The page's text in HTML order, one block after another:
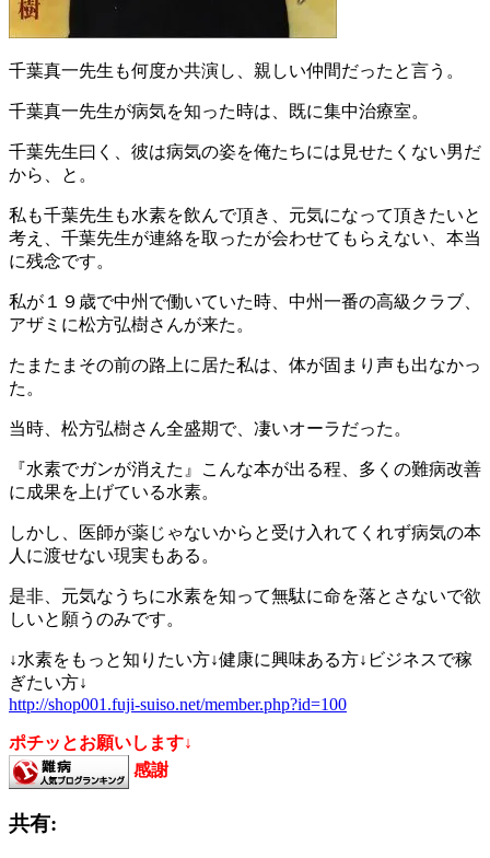
千葉真一先生も何度か共演し、親しい仲間だったと言う。
千葉真一先生が病気を知った時は、既に集中治療室。
千葉先生曰く、彼は病気の姿を俺たちには見せたくない男だ
から、と。
私も千葉先生も水素を飲んで頂き、元気になって頂きたいと
考え、千葉先生が連絡を取ったが会わせてもらえない、本当
に残念です。
私が１９歳で中州で働いていた時、中州一番の高級クラブ、
アザミに松方弘樹さんが来た。
たまたまその前の路上に居た私は、体が固まり声も出なかっ
た。
当時、松方弘樹さん全盛期で、凄いオーラだった。
『水素でガンが消えた』こんな本が出る程、多くの難病改善
に成果を上げている水素。
しかし、医師が薬じゃないからと受け入れてくれず病気の本
人に渡せない現実もある。
是非、元気なうちに水素を知って無駄に命を落とさないで欲
しいと願うのみです。
↓水素をもっと知りたい方↓健康に興味ある方↓ビジネスで稼
ぎたい方↓
http://shop001.fuji-suiso.net/member.php?id=100
ポチッとお願いします↓
感謝
共有: